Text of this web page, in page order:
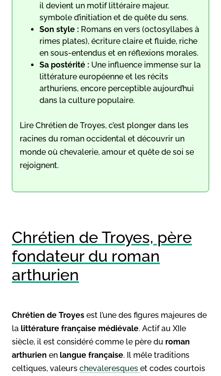
il devient un motif littéraire majeur,
symbole d’initiation et de quête du sens.
Son style : Romans en vers (octosyllabes à
rimes plates), écriture claire et fluide, riche
en sous-entendus et en réflexions morales.
Sa postérité : Une influence immense sur la
littérature européenne et les récits
arthuriens, encore perceptible aujourd’hui
dans la culture populaire.
Lire Chrétien de Troyes, c’est plonger dans les
racines du roman occidental et découvrir un
monde où chevalerie, amour et quête de soi se
rejoignent.
Chrétien de Troyes, père
fondateur du roman
arthurien
Chrétien de Troyes est l’une des figures majeures de
la littérature française médiévale. Actif au XIIe
siècle, il est considéré comme le père du roman
arthurien en langue française. Il mêle traditions
celtiques, valeurs chevaleresques et codes courtois